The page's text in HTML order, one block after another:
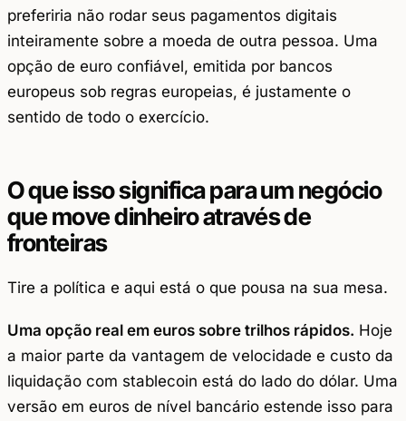
preferiria não rodar seus pagamentos digitais
inteiramente sobre a moeda de outra pessoa. Uma
opção de euro confiável, emitida por bancos
europeus sob regras europeias, é justamente o
sentido de todo o exercício.
O que isso significa para um negócio
que move dinheiro através de
fronteiras
Tire a política e aqui está o que pousa na sua mesa.
Uma opção real em euros sobre trilhos rápidos. Hoje
a maior parte da vantagem de velocidade e custo da
liquidação com stablecoin está do lado do dólar. Uma
versão em euros de nível bancário estende isso para